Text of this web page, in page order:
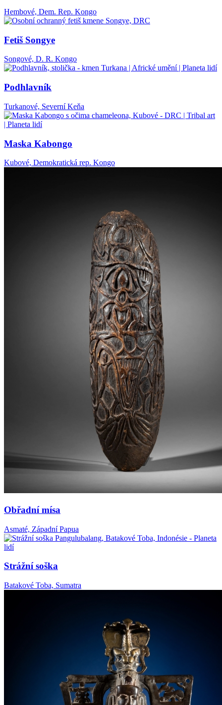
Hembové, Dem. Rep. Kongo
Fetiš Songye
Songové, D. R. Kongo
Podhlavník
Turkanové, Severní Keňa
Maska Kabongo
Kubové, Demokratická rep. Kongo
Obřadní mísa
Asmaté, Západní Papua
Strážní soška
Batakové Toba, Sumatra